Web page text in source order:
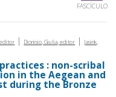
FASCÍCULO
| Dionisio, Giulia, editor |
Jasink,
: non-scribal
in the Aegean and
during the Bronze